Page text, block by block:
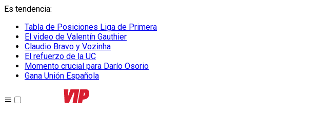
Es tendencia:
Tabla de Posiciones Liga de Primera
El video de Valentín Gauthier
Claudio Bravo y Vozinha
El refuerzo de la UC
Momento crucial para Darío Osorio
Gana Unión Española